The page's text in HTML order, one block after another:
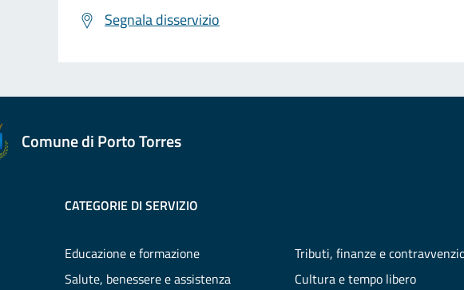
Segnala disservizio
Comune di Porto Torres
CATEGORIE DI SERVIZIO
Educazione e formazione
Salute, benessere e assistenza
Tributi, finanze e
Cultura e tempo libero